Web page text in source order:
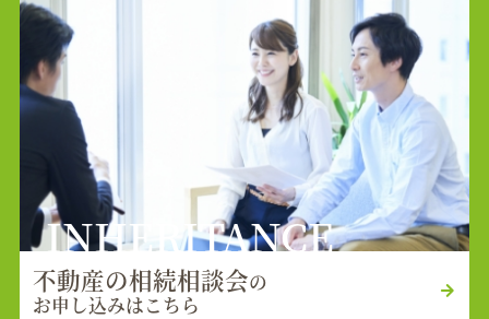
INHERITANCE
不動産の相続相談会の
お申し込みはこちら